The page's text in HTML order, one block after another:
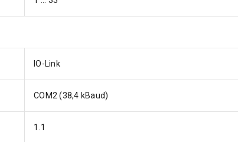
IO-Link
COM2 (38,4 kBaud)
1.1